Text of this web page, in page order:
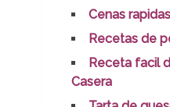
Cenas
Recetas de
Receta facil
Casera